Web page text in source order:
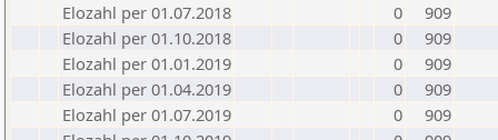
Elozahl per 01.07.2018
0
909
Elozahl per 01.10.2018
0
909
Elozahl per 01.01.2019
0
909
Elozahl per 01.04.2019
0
909
Elozahl per 01.07.2019
0
909